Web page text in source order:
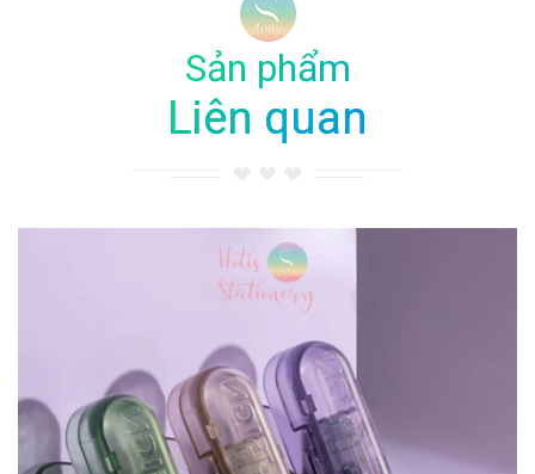
Sản phẩm
Liên quan